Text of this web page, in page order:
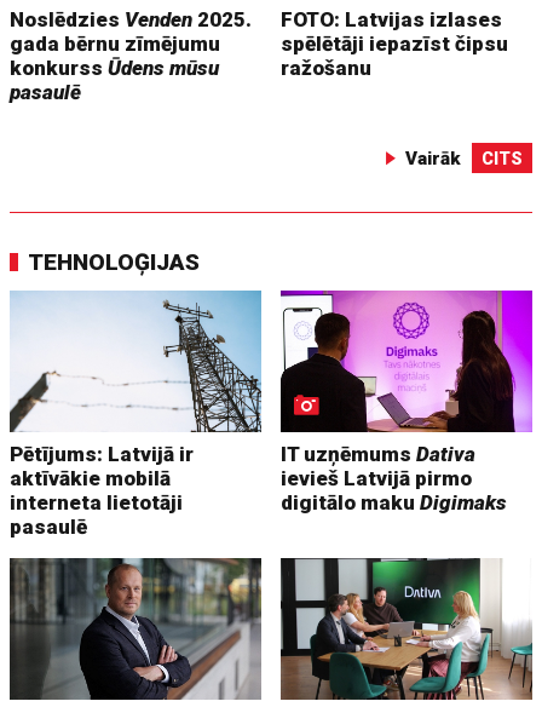
Noslēdzies Venden 2025.
gada bērnu zīmējumu
konkurssŪdens mūsu
pasaulē
FOTO: Latvijas izlases
spēlētāji iepazīst čipsu
ražošanu
Vairāk CITS
TEHNOLOĢIJAS
Pētījums: Latvijā ir
aktīvākie mobilā
interneta lietotāji
pasaulē
IT uzņēmumsDativa
ievieš Latvijā pirmo
digitālo makuDigimaks